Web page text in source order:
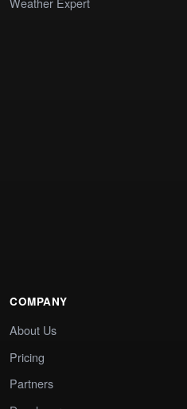
COMPANY
About Us
Pricing
Partners